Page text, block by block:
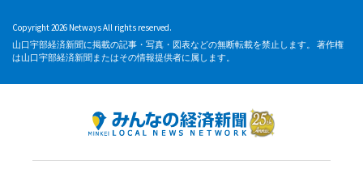
Copyright 2026 Netways All rights reserved.
山口宇部経済新聞に掲載の記事・写真・図表などの無断転載を禁止します。 著作権
は山口宇部経済新聞またはその情報提供者に属します。